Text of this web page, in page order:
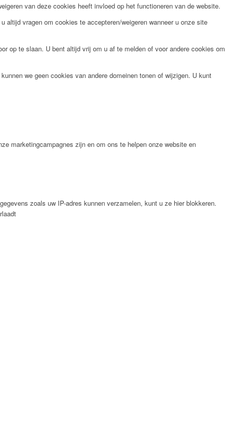
van deze cookies heeft invloed op het functioneren van de website.
altijd vragen om cookies te accepteren/weigeren wanneer u onze site
op te slaan. U bent altijd vrij om u af te melden of voor andere cookies om
we geen cookies van andere domeinen tonen of wijzigen. U kunt
marketingcampagnes zijn en om ons te helpen onze website en
zoals uw IP-adres kunnen verzamelen, kunt u ze hier blokkeren.